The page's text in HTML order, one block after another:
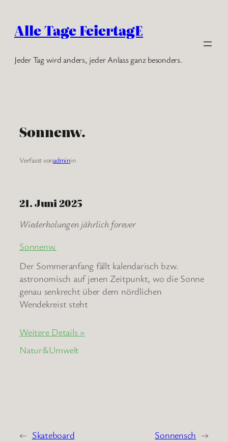
Inhalt
springen
Alle Tage FeiertagE
Jeder Tag wird anders, jeder Anlass ganz besonders.
Sonnenw.
Verfasst vonadminin
21. Juni 2025
Wiederholungen jährlich forever
Sonnenw.
Der Sommeranfang fällt kalendarisch bzw.
astronomisch auf jenen Zeitpunkt, wo die Sonne
genau senkrecht über dem nördlichen
Wendekreist steht
Weitere Details »
Natur&Umwelt
← Skateboard Sonnensch →